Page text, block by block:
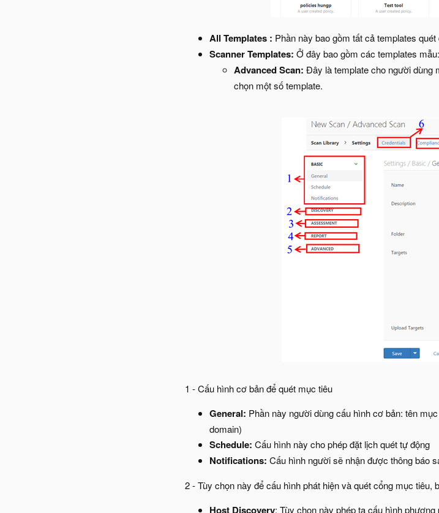
All Templates : Phần này bao gồm tất cả templates
Scanner Templates: Ở đây bao gồm các templates mẫu:
Advanced Scan: Đây là template cho người dùng
chọn một số template.
1 - Cấu hình cơ bản để quét mục tiêu
General: Phần này người dùng cấu hình cơ bản: tên
domain)
Schedule: Cấu hình này cho phép đặt lịch quét tự động
Notifications: Cấu hình người sẽ nhận được thông báo
2 - Tùy chọn này để cấu hình phát hiện và quét cổng mục tiêu,
Host Discovery: Tùy chọn này phép ta cấu hình